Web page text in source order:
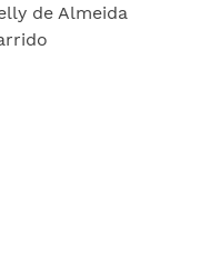
de Almeida